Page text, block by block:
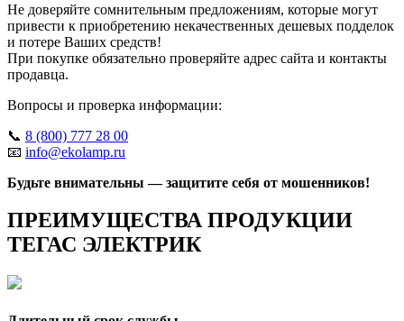
Не доверяйте сомнительным предложениям, которые могут
привести к приобретению некачественных дешевых подделок
и потере Ваших средств!
При покупке обязательно проверяйте адрес сайта и контакты
продавца.
Вопросы и проверка информации:
📞 8 (800) 777 28 00
📧 info@ekolamp.ru
Будьте внимательны — защитите себя от мошенников!
ПРЕИМУЩЕСТВА ПРОДУКЦИИ
ТЕГАС ЭЛЕКТРИК